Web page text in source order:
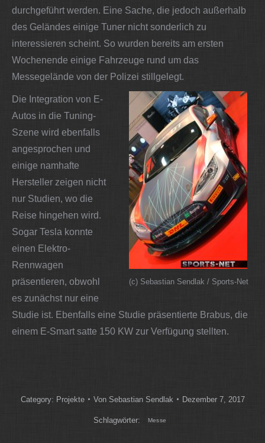
durchgeführt werden. Eine Sache, die jedoch außerhalb
des Geländes einige Tuner nicht sonderlich zu
interessieren scheint. So wurden bereits am ersten
Wochenende einige Fahrzeuge rund um das
Messegelände von der Polizei stillgelegt.
(c) Sebastian Sendlak / Sports-Net
Die Integration von E-
Autos in die Tuning-
Szene wird ebenfalls
angesprochen und
einige namhafte
Hersteller zeigen nicht
nur Studien, wo die
Reise hingehen wird.
Sogar Tesla konnte
einen Elektro-
Rennwagen
präsentieren, obwohl
es zunächst nur eine
Studie ist. Ebenfalls eine Studie präsentierte Brabus, die
einem E-Smart satte 150 KW zur Verfügung stellten.
Category: Projekte Von Sebastian Sendlak Dezember 7, 2017
Schlagwörter: Messe